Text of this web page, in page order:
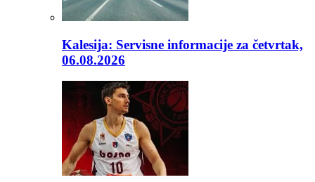
Kalesija: Servisne informacije za četvrtak,
06.08.2026